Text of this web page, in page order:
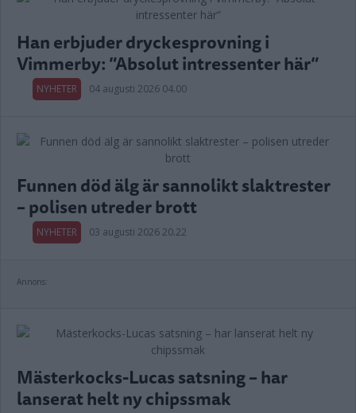
Han erbjuder dryckesprovning i
Vimmerby: ”Absolut intressenter här”
NYHETER 04 augusti 2026 04.00
Funnen död älg är sannolikt slaktrester
– polisen utreder brott
NYHETER 03 augusti 2026 20.22
Annons:
Mästerkocks-Lucas satsning – har
lanserat helt ny chipssmak